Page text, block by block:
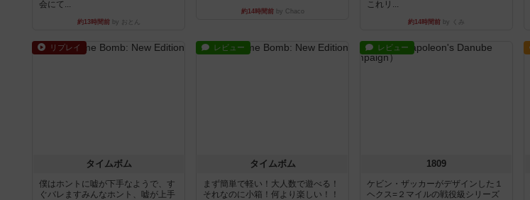
会にて...
約13時間前by おとん
約14時間前by Chaco
これリ...
約14時間前 by くみ
リプレイ
タイムボム
僕はホントに嘘が下手なようで、す
ぐバレますみんなホント、嘘が上手
レビュー
タイムボム
まず簡単で軽い！大人数で遊べる！
それなのに小箱！何より楽しい！！
レビュー
1809
ケビン・ザッカーがデザインした１
ヘクス=２マイルの戦役級シリーズ